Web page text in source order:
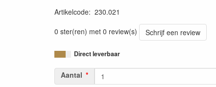
Artikelcode: 230.021
0 ster(ren) met 0 review(s)
Schrijf een review
Direct leverbaar
Aantal